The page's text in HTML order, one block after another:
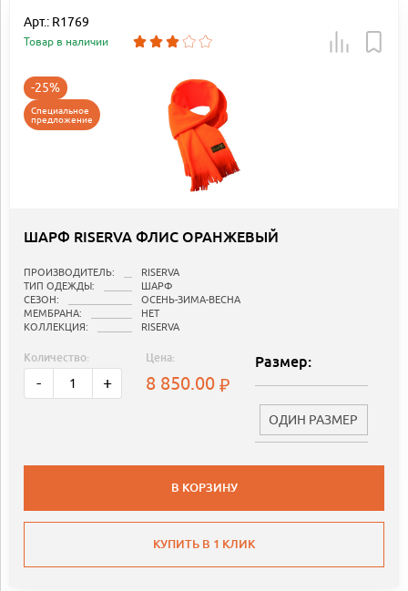
Арт.: R1769
Товар в наличии
-25%
Специальное
предложение
ШАРФ RISERVA ФЛИС ОРАНЖЕВЫЙ
ПРОИЗВОДИТЕЛЬ:
RISERVA
ТИП ОДЕЖДЫ:
ШАРФ
СЕЗОН:
ОСЕНЬ-ЗИМА-ВЕСНА
МЕМБРАНА:
НЕТ
КОЛЛЕКЦИЯ:
RISERVA
Количество:
- +
Цена:
8 850.00
Размер:
ОДИН РАЗМЕР
В КОРЗИНУ
КУПИТЬ В 1 КЛИК